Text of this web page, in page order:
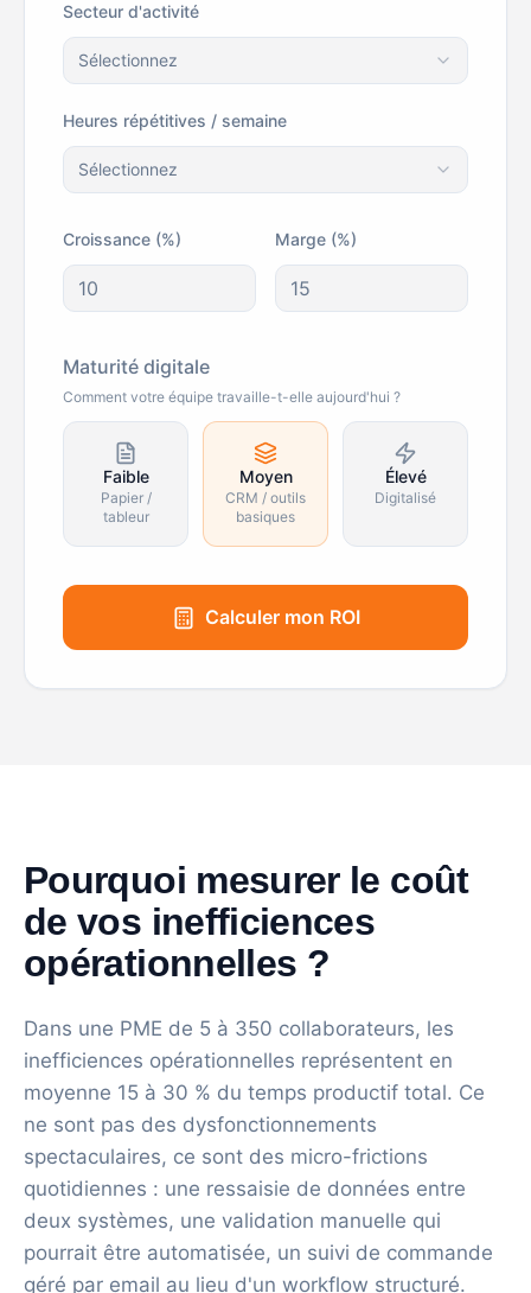
Secteur d'activité
Sélectionnez
Heures répétitives / semaine
Sélectionnez
Croissance (%) Marge (%)
Maturité digitale
Comment votre équipe travaille-t-elle aujourd'hui ?
Faible
Papier /
tableur
Moyen
CRM / outils
basiques
Élevé
Digitalisé
Calculer mon ROI
Pourquoi mesurer le coût
de vos inefficiences
opérationnelles ?
Dans une PME de 5 à 350 collaborateurs, les
inefficiences opérationnelles représentent en
moyenne 15 à 30 % du temps productif total. Ce
ne sont pas des dysfonctionnements
spectaculaires, ce sont des micro-frictions
quotidiennes : une ressaisie de données entre
deux systèmes, une validation manuelle qui
pourrait être automatisée, un suivi de commande
géré par email au lieu d'un workflow structuré.